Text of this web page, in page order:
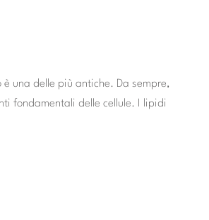
una delle più antiche. Da sempre,
fondamentali delle cellule. I lipidi